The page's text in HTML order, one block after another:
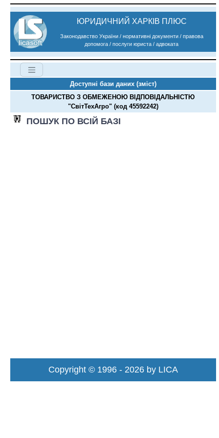
ЮРИДИЧНИЙ ХАРКІВ ПЛЮС
Законодавство України / нормативні документи / правова
допомога / послуги юриста / адвоката
Доступні бази даних (зміст)
ТОВАРИСТВО З ОБМЕЖЕНОЮ ВІДПОВІДАЛЬНІСТЮ
"СвітТехАгро" (код 45592242)
ПОШУК ПО ВСІЙ БАЗІ
Copyright © 1996 - 2026 by LICA